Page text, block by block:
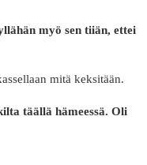
myö sen tiiän, ettei
mitä keksitään.
täällä hämeessä. Oli